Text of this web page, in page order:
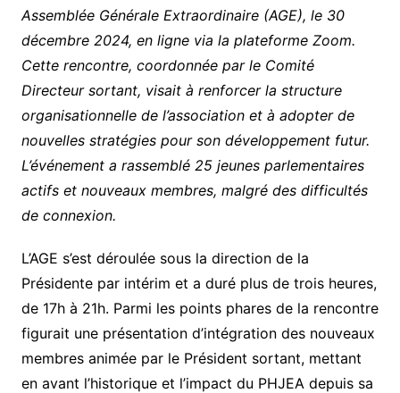
Assemblée Générale Extraordinaire (AGE), le 30
décembre 2024, en ligne via la plateforme Zoom.
Cette rencontre, coordonnée par le Comité
Directeur sortant, visait à renforcer la structure
organisationnelle de l’association et à adopter de
nouvelles stratégies pour son développement futur.
L’événement a rassemblé 25 jeunes parlementaires
actifs et nouveaux membres, malgré des difficultés
de connexion.
L’AGE s’est déroulée sous la direction de la
Présidente par intérim et a duré plus de trois heures,
de 17h à 21h. Parmi les points phares de la rencontre
figurait une présentation d’intégration des nouveaux
membres animée par le Président sortant, mettant
en avant l’historique et l’impact du PHJEA depuis sa